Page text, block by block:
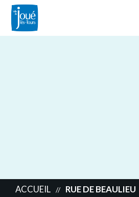
ACCUEIL // RUE DE BEAULIEU